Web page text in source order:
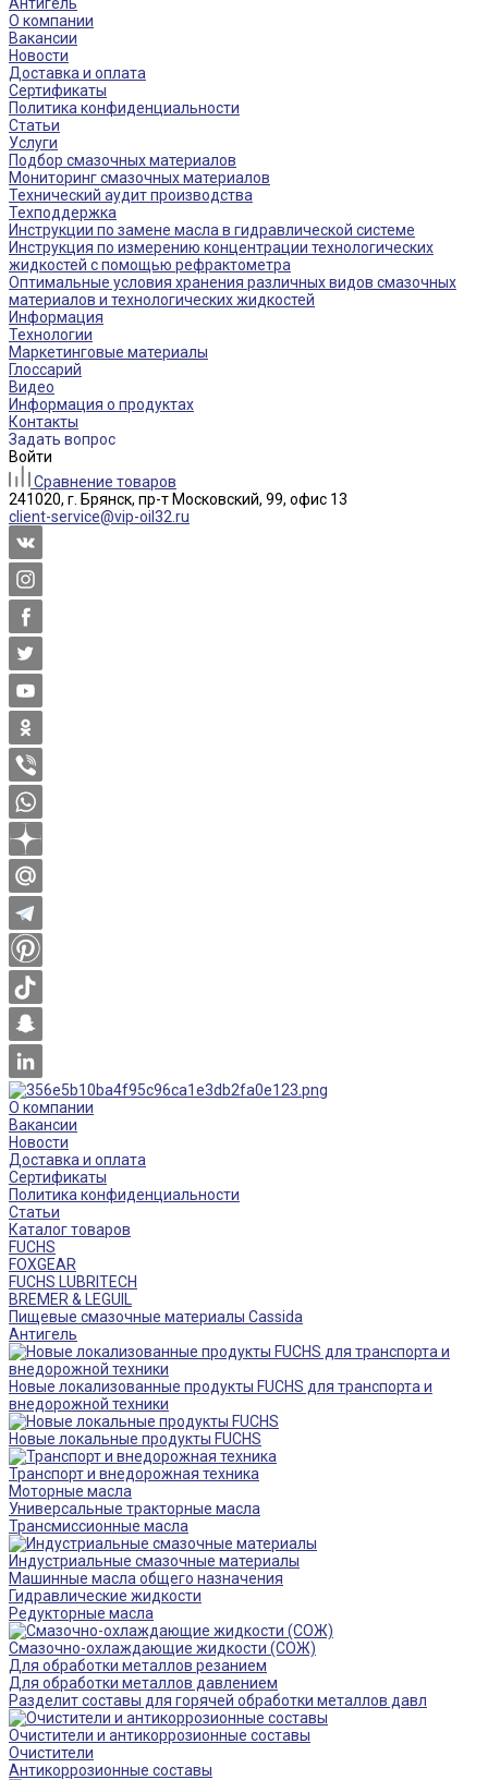
О компании
Вакансии
Новости
Доставка и оплата
Сертификаты
Политика конфиденциальности
Статьи
Услуги
Подбор смазочных материалов
Мониторинг смазочных материалов
Технический аудит производства
Техподдержка
Инструкции по замене масла в гидравлической системе
Инструкция по измерению концентрации технологических
жидкостей с помощью рефрактометра
Оптимальные условия хранения различных видов смазочных
материалов и технологических жидкостей
Информация
Технологии
Маркетинговые материалы
Глоссарий
Видео
Информация о продуктах
Контакты
Задать вопрос
Войти
Сравнение товаров
241020, г. Брянск, пр-т Московский, 99, офис 13
client-service@vip-oil32.ru
О компании
Вакансии
Новости
Доставка и оплата
Сертификаты
Политика конфиденциальности
Статьи
Каталог товаров
FUCHS
FOXGEAR
FUCHS LUBRITECH
BREMER & LEGUIL
Пищевые смазочные материалы Cassida
Антигель
Новые локализованные продукты FUCHS для транспорта и
внедорожной техники
Новые локальные продукты FUCHS
Транспорт и внедорожная техника
Моторные масла
Универсальные тракторные масла
Трансмиссионные масла
Индустриальные смазочные материалы
Машинные масла общего назначения
Гидравлические жидкости
Редукторные масла
Смазочно-охлаждающие жидкости (СОЖ)
Для обработки металлов резанием
Для обработки металлов давлением
Разделит составы для горячей обработки металлов давл
Очистители и антикоррозионные составы
Очистители
Антикоррозионные составы